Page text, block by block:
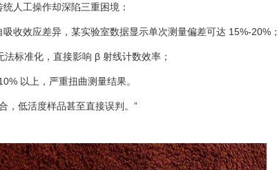
人工操作却深陷三重困境：
收效应差异，某实验室数据显示单次测量偏差可达 15%-20%；
标准化，直接影响 β 射线计数效率；
以上，严重扭曲测量结果。
，低活度样品甚至直接误判。”